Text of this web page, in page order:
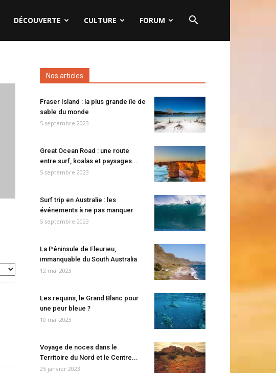
DÉCOUVERTE CULTURE FORUM
Nos articles
Fraser Island : la plus grande île de
sable du monde
5 septembre 2023
Great Ocean Road : une route
entre surf, koalas et paysages...
5 septembre 2023
Surf trip en Australie : les
événements à ne pas manquer
5 septembre 2023
La Péninsule de Fleurieu,
immanquable du South Australia
12 mai 2023
Les requins, le Grand Blanc pour
une peur bleue ?
10 mai 2023
Voyage de noces dans le
Territoire du Nord et le Centre...
25 janvier 2023